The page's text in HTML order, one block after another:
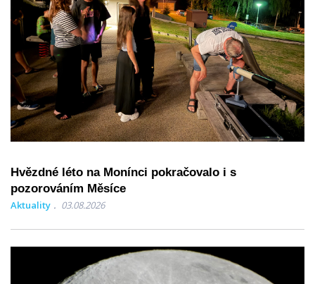
Hvězdné léto na Monínci pokračovalo i s
pozorováním Měsíce
Aktuality 03.08.2026